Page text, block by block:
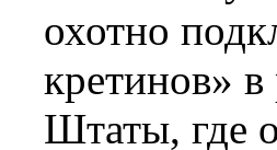
охотно
кретинов»
Штаты, где